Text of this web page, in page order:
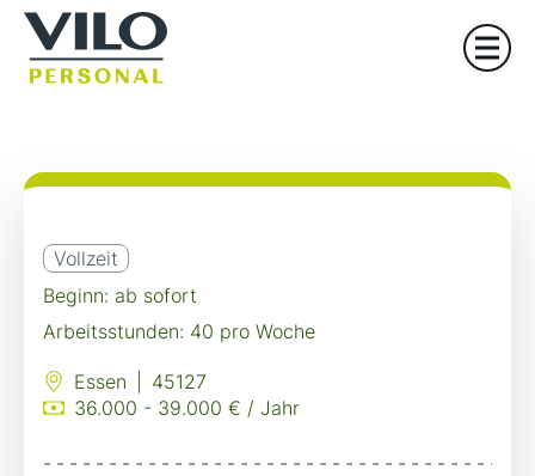
Vollzeit
Beginn: ab sofort
Arbeitsstunden: 40 pro Woche
Essen
45127
36.000 - 39.000 € / Jahr